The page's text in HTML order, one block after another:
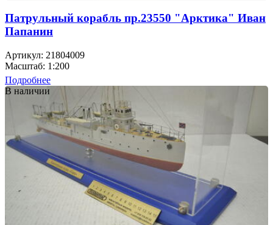
Патрульный корабль пр.23550 "Арктика" Иван
Папанин
Артикул: 21804009
Масштаб: 1:200
Подробнее
В наличии